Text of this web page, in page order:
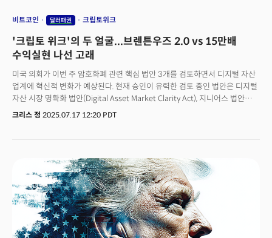
체계에 대한 내부자의 시각을 엿볼 수 있기 때문이다.
비트코인 달러패권 크립토위크
'크립토 위크'의 두 얼굴...브렌튼우즈 2.0 vs 15만배
수익실현 나선 고래
미국 의회가 이번 주 암호화폐 관련 핵심 법안 3개를 검토하면서 디지털 자산
업계에 혁신적 변화가 예상된다. 현재 승인이 유력한 검토 중인 법안은 디지털
자산 시장 명확화 법안(Digital Asset Market Clarity Act), 지니어스 법안
(Genius Act), 중앙은행 CBDC 금지 법안(Anti-CBDC Surveillance State
코인베이스의 파리야르 시르자드 최고정책책임자는 "이 법안이 암호화폐가
어떤 자산 클래스에 속하는지에 대한 혼란을 해결할 것"이라고 설명하며
암호화폐가 메인스트림에 진입하는 가장 큰 장벽이 무너지는 것으로
평가했다.6월 상원을 통과한 지니어스 법안은 법정화폐에 고정된
스테이블코인 규제를 다룬다. 해당 법안은 스테이블코인이 현금이나 국채
같은 안전하고 유동적인 자산으로 뒷받침되도록 요구하며, 은행들이 자체
스테이블코인을 발행할 수 있는 경로를 제공한다. 이 법안의 경우 미 국채에
크리스 정 2025.07.17 12:20 PDT